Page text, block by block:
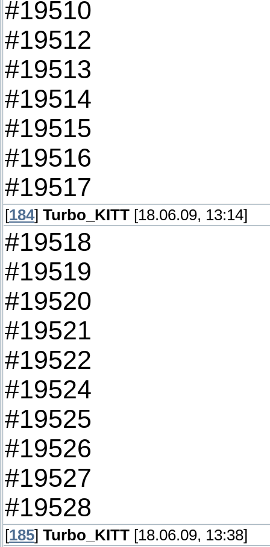
#19510
#19512
#19513
#19514
#19515
#19516
#19517
[184] Turbo_KITT [18.06.09, 13:14]
#19518
#19519
#19520
#19521
#19522
#19524
#19525
#19526
#19527
#19528
[185] Turbo_KITT [18.06.09, 13:38]